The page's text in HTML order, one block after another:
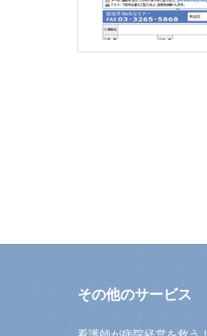
その他のサービス